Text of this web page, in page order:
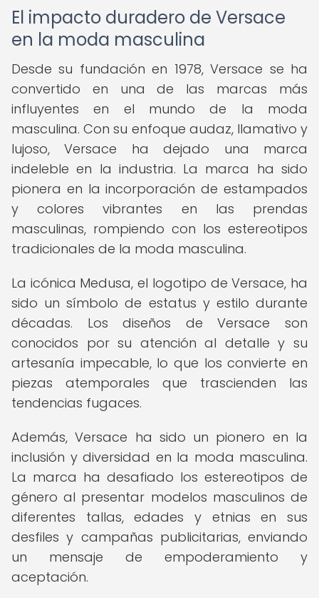
El impacto duradero de Versace
en la moda masculina
Desde su fundación en 1978, Versace se ha
convertido en una de las marcas más
influyentes en el mundo de la moda
masculina. Con su enfoque audaz, llamativo y
lujoso, Versace ha dejado una marca
indeleble en la industria. La marca ha sido
pionera en la incorporación de estampados
y colores vibrantes en las prendas
masculinas, rompiendo con los estereotipos
tradicionales de la moda masculina.
La icónica Medusa, el logotipo de Versace, ha
sido un símbolo de estatus y estilo durante
décadas. Los diseños de Versace son
conocidos por su atención al detalle y su
artesanía impecable, lo que los convierte en
piezas atemporales que trascienden las
tendencias fugaces.
Además, Versace ha sido un pionero en la
inclusión y diversidad en la moda masculina.
La marca ha desafiado los estereotipos de
género al presentar modelos masculinos de
diferentes tallas, edades y etnias en sus
desfiles y campañas publicitarias, enviando
un mensaje de empoderamiento y
aceptación.